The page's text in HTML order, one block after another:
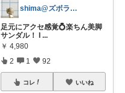
shima@ズボラでも可愛くしたい
足元にアクセ感覚💍楽ちん美脚
サンダル！ I
...
￥ 4,980
2 1 92
コレ いいね